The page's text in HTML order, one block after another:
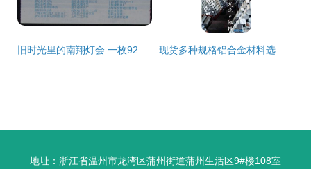
地址：浙江省温州市龙湾区蒲州街道蒲州生活区9#楼108室